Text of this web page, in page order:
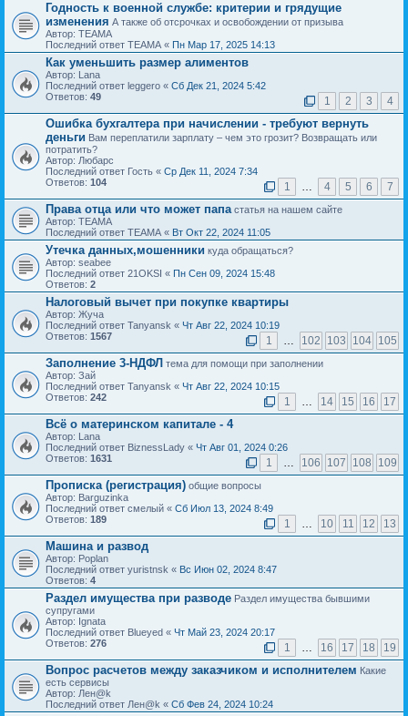
Годность к военной службе: критерии и грядущие
изменения А также об отсрочках и освобождении от призыва
Автор: ТЕАМА
Последний ответ ТЕАМА « Пн Мар 17, 2025 14:13
Как уменьшить размер алиментов
Автор: Lana
Последний ответ leggero « Сб Дек 21, 2024 5:42
Ответов: 49 1 2 3 4
Ошибка бухгалтера при начислении - требуют вернуть
деньги Вам переплатили зарплату – чем это грозит? Возвращать или
потратить?
Автор: Любарс
Последний ответ Гость « Ср Дек 11, 2024 7:34
Ответов: 104 1 … 4 5 6 7
Права отца или что может папа статья на нашем сайте
Автор: ТЕАМА
Последний ответ ТЕАМА « Вт Окт 22, 2024 11:05
Утечка данных,мошенники куда обращаться?
Автор: seabee
Последний ответ 21OKSI « Пн Сен 09, 2024 15:48
Ответов: 2
Налоговый вычет при покупке квартиры
Автор: Жуча
Последний ответ Tanyansk « Чт Авг 22, 2024 10:19
Ответов: 1567 1 … 102 103 104 105
Заполнение 3-НДФЛ тема для помощи при заполнении
Автор: Зай
Последний ответ Tanyansk « Чт Авг 22, 2024 10:15
Ответов: 242 1 … 14 15 16 17
Всё о материнском капитале - 4
Автор: Lana
Последний ответ BiznessLady « Чт Авг 01, 2024 0:26
Ответов: 1631 1 … 106 107 108 109
Прописка (регистрация) общие вопросы
Автор: Barguzinka
Последний ответ смелый « Сб Июл 13, 2024 8:49
Ответов: 189 1 … 10 11 12 13
Машина и развод
Автор: Poplan
Последний ответ yuristnsk « Вс Июн 02, 2024 8:47
Ответов: 4
Раздел имущества при разводе Раздел имущества бывшими
супругами
Автор: Ignata
Последний ответ Blueyed « Чт Май 23, 2024 20:17
Ответов: 276 1 … 16 17 18 19
Вопрос расчетов между заказчиком и исполнителем Какие
есть сервисы
Автор: Лен@k
Последний ответ Лен@k « Сб Фев 24, 2024 10:24